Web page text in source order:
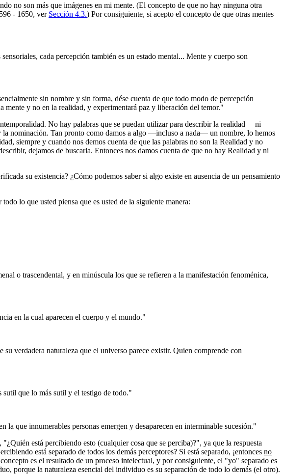
no son más que imágenes en mi mente. (El concepto de que no hay ninguna otra
- 1650, ver Sección 4.3.) Por consiguiente, si acepto el concepto de que otras mentes
cada percepción también es un estado mental... Mente y cuerpo son
sin nombre y sin forma, dése cuenta de que todo modo de percepción
mente y no en la realidad, y experimentará paz y liberación del temor."
No hay palabras que se puedan utilizar para describir la realidad —ni
la nominación. Tan pronto como damos a algo —incluso a nada— un nombre, lo hemos
siempre y cuando nos demos cuenta de que las palabras no son la Realidad y no
dejamos de buscarla. Entonces nos damos cuenta de que no hay Realidad y ni
su existencia? ¿Cómo podemos saber si algo existe en ausencia de un pensamiento
lo que usted piensa que es usted de la siguiente manera:
o trascendental, y en minúscula los que se refieren a la manifestación fenoménica,
en la cual aparecen el cuerpo y el mundo."
verdadera naturaleza que el universo parece existir. Quien comprende con
sutil que lo más sutil y el testigo de todo."
que innumerables personas emergen y desaparecen en interminable sucesión."
está percibiendo esto (cualquier cosa que se perciba)?", ya que la respuesta
está separado de todos los demás perceptores? Si está separado, ¡entonces no
es el resultado de un proceso intelectual, y por consiguiente, el "yo" separado es
porque la naturaleza esencial del individuo es su separación de todo lo demás (el otro).